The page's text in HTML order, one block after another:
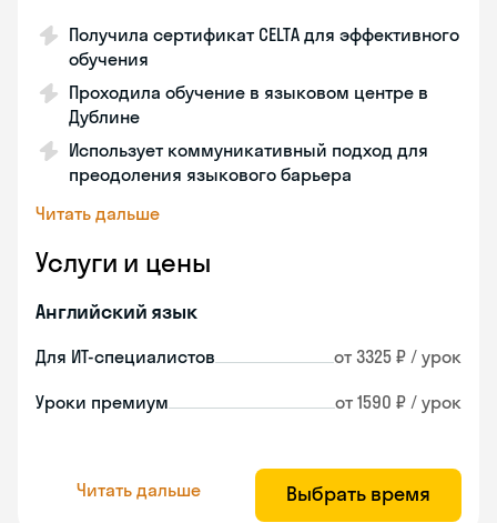
Получила сертификат CELTA для эффективного
обучения
Проходила обучение в языковом центре в
Дублине
Использует коммуникативный подход для
преодоления языкового барьера
Читать дальше
Услуги и цены
Английский язык
Для ИТ-специалистов от 3325 ₽ / урок
Уроки премиум от 1590 ₽ / урок
Читать дальше Выбрать время